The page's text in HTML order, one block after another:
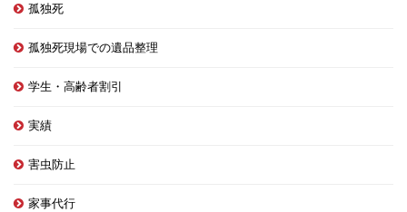
孤独死
孤独死現場での遺品整理
学生・高齢者割引
実績
害虫防止
家事代行